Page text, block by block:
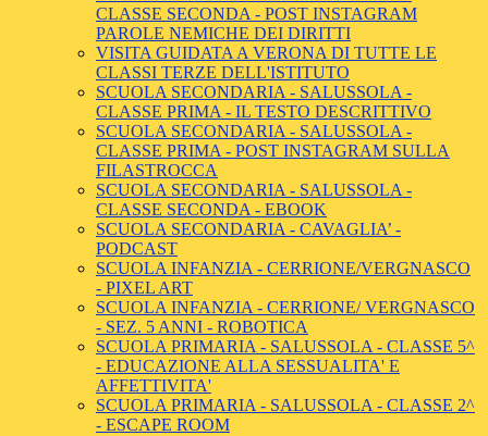
CLASSE SECONDA - POST INSTAGRAM
PAROLE NEMICHE DEI DIRITTI
VISITA GUIDATA A VERONA DI TUTTE LE
CLASSI TERZE DELL'ISTITUTO
SCUOLA SECONDARIA - SALUSSOLA -
CLASSE PRIMA - IL TESTO DESCRITTIVO
SCUOLA SECONDARIA - SALUSSOLA -
CLASSE PRIMA - POST INSTAGRAM SULLA
FILASTROCCA
SCUOLA SECONDARIA - SALUSSOLA -
CLASSE SECONDA - EBOOK
SCUOLA SECONDARIA - CAVAGLIA’ -
PODCAST
SCUOLA INFANZIA - CERRIONE/VERGNASCO
- PIXEL ART
SCUOLA INFANZIA - CERRIONE/ VERGNASCO
- SEZ. 5 ANNI - ROBOTICA
SCUOLA PRIMARIA - SALUSSOLA - CLASSE 5^
- EDUCAZIONE ALLA SESSUALITA' E
AFFETTIVITA'
SCUOLA PRIMARIA - SALUSSOLA - CLASSE 2^
- ESCAPE ROOM